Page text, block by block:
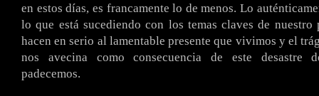
en estos días, es francamente lo de menos. Lo
lo que está sucediendo con los temas claves de nuestro
hacen en serio al lamentable presente que vivimos y el
nos avecina como consecuencia de este desastre
padecemos.